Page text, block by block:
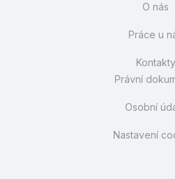
O nás
Práce u
Kontakty
Právní
Osobní
Nastavení